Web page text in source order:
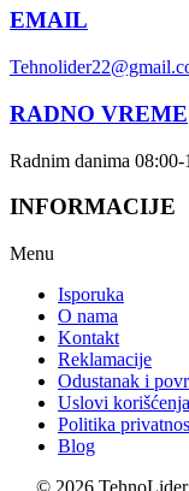
EMAIL
RADNO VREME
Radnim danima
INFORMACIJE
Menu
Isporuka
O nama
Kontakt
Reklamacije
Odustanak i
Uslovi korišćenja
Politika
Blog
© 2026